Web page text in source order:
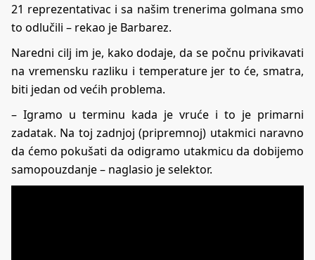
21 reprezentativac i sa našim trenerima golmana smo
to odlučili – rekao je Barbarez.
Naredni cilj im je, kako dodaje, da se počnu privikavati
na vremensku razliku i temperature jer to će, smatra,
biti jedan od većih problema.
– Igramo u terminu kada je vruće i to je primarni
zadatak. Na toj zadnjoj (pripremnoj) utakmici naravno
da ćemo pokušati da odigramo utakmicu da dobijemo
samopouzdanje – naglasio je selektor.